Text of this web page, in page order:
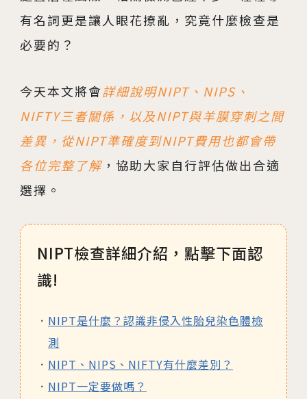
有名詞更是讓人眼花撩亂，究竟什麼檢查是
必要的？
今天本文將會詳細說明NIPT、NIPS、
NIFTY三者關係，以及NIPT與羊膜穿刺之間
差異，從NIPT準確度到NIPT費用也都會帶
各位完整了解，協助大家自行評估做出合適
選擇。
NIPT檢查詳細介紹，點擊下面認
識!
NIPT是什麼？認識非侵入性胎兒染色體檢
測
NIPT、NIPS、NIFTY有什麼差別？
NIPT一定要做嗎？